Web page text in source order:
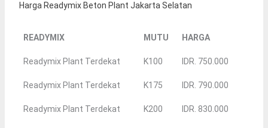
Harga Readymix Beton Plant Jakarta Selatan
READYMIX MUTU HARGA
Readymix Plant Terdekat K100 IDR. 750.000
Readymix Plant Terdekat K175 IDR. 790.000
Readymix Plant Terdekat K200 IDR. 830.000